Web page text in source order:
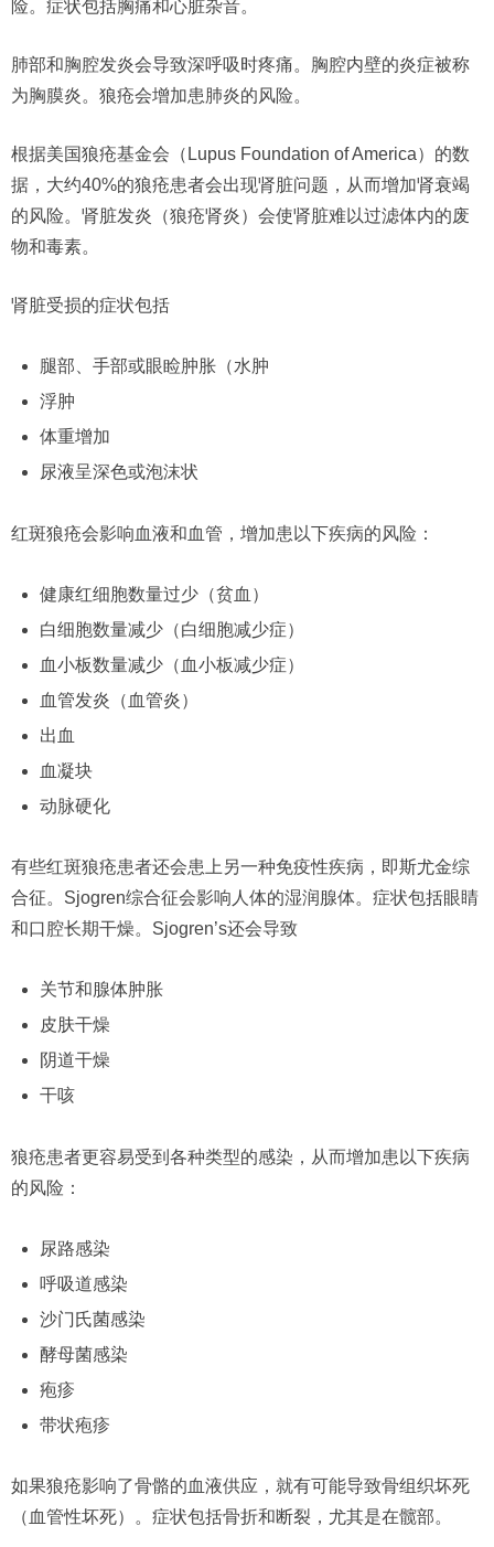
险。症状包括胸痛和心脏杂音。
肺部和胸腔发炎会导致深呼吸时疼痛。胸腔内壁的炎症被称
为胸膜炎。狼疮会增加患肺炎的风险。
根据美国狼疮基金会（Lupus Foundation of America）的数
据，大约40%的狼疮患者会出现肾脏问题，从而增加肾衰竭
的风险。肾脏发炎（狼疮肾炎）会使肾脏难以过滤体内的废
物和毒素。
肾脏受损的症状包括
腿部、手部或眼睑肿胀（水肿
浮肿
体重增加
尿液呈深色或泡沫状
红斑狼疮会影响血液和血管，增加患以下疾病的风险：
健康红细胞数量过少（贫血）
白细胞数量减少（白细胞减少症）
血小板数量减少（血小板减少症）
血管发炎（血管炎）
出血
血凝块
动脉硬化
有些红斑狼疮患者还会患上另一种免疫性疾病，即斯尤金综
合征。Sjogren综合征会影响人体的湿润腺体。症状包括眼睛
和口腔长期干燥。Sjogren’s还会导致
关节和腺体肿胀
皮肤干燥
阴道干燥
干咳
狼疮患者更容易受到各种类型的感染，从而增加患以下疾病
的风险：
尿路感染
呼吸道感染
沙门氏菌感染
酵母菌感染
疱疹
带状疱疹
如果狼疮影响了骨骼的血液供应，就有可能导致骨组织坏死
（血管性坏死）。症状包括骨折和断裂，尤其是在髋部。